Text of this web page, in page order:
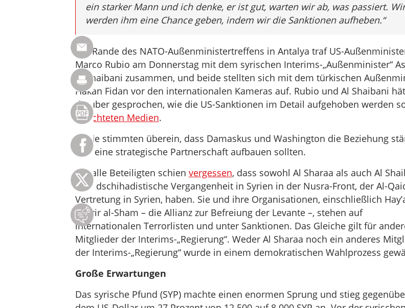
ein starker Mann und ich denke, er ist gut, warten wir ab, was passiert. Wir
werden ihm eine Chance geben, indem wir die Sanktionen aufheben.“
Am Rande des NATO-Außenministertreffens in Antalya traf US-
Marco Rubio am Donnerstag mit dem syrischen Interims-„Außenminister“
al Shaibani zusammen, und beide stellten sich mit dem türkischen
Hakan Fidan vor den internationalen Kameras auf. Rubio und Al Shaibani
darüber gesprochen, wie die US-Sanktionen im Detail aufgehoben werden
berichteten Medien.
Beide stimmten überein, dass Damaskus und Washington die Beziehung
und eine strategische Partnerschaft aufbauen sollten.
Für alle Beteiligten schien vergessen, dass sowohl Al Sharaa als auch Al
eine dschihadistische Vergangenheit in Syrien in der Nusra-Front, der Al-
Vertretung in Syrien, haben. Sie und ihre Organisationen, einschließlich
Tahrir al-Sham – die Allianz zur Befreiung der Levante –, stehen auf
internationalen Terrorlisten und unter Sanktionen. Das Gleiche gilt für
Mitglieder der Interims-„Regierung“. Weder Al Sharaa noch ein anderes
der Interims-„Regierung“ wurde in einem demokratischen Wahlprozess
Große Erwartungen
Das syrische Pfund (SYP) machte einen enormen Sprung und stieg